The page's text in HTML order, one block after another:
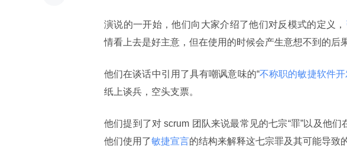
演说的一开始，他们向大家介绍了他们对反模式的定义，
情看上去是好主意，但在使用的时候会产生意想不到的后果
他们在谈话中引用了具有嘲讽意味的“不称职的敏捷软件
纸上谈兵，空头支票。
他们提到了对 scrum 团队来说最常见的七宗“罪”以及他
他们使用了敏捷宣言的结构来解释这七宗罪及其可能导致